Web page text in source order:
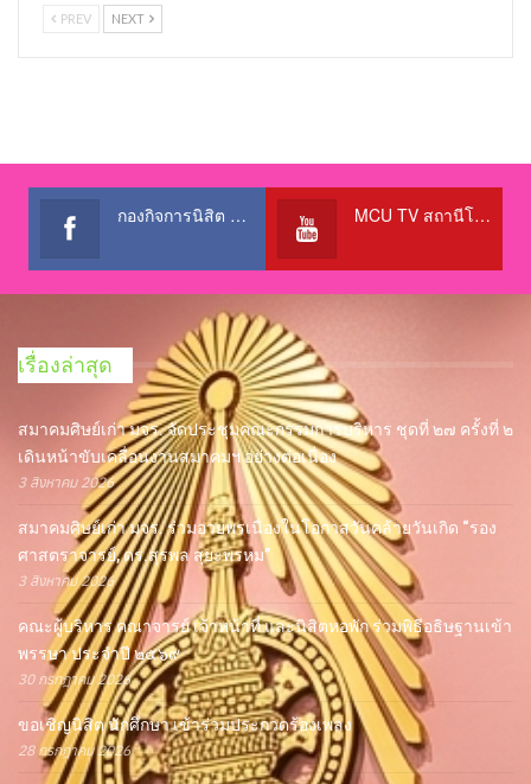
PREV NEXT
กองกิจการนิสิต สำนักงานอธิการบดี MCU TV สถานีโทรทัศน์เพื่อการศึกษา @OfficialTBCChannel
เรื่องล่าสุด
สมาคมศิษย์เก่า มจร. จัดประชุมคณะกรรมการบริหาร ชุดที่ ๒๗ ครั้งที่ ๒
เดินหน้าขับเคลื่อนงานสมาคมฯ อย่างต่อเนื่อง
3 สิงหาคม 2026
สมาคมศิษย์เก่า มจร. ร่วมอวยพรเนื่องในโอกาสวันคล้ายวันเกิด “รอง
ศาสตราจารย์, ดร.สุรพล สุยะพรหม”
3 สิงหาคม 2026
คณะผู้บริหาร คณาจารย์ เจ้าหน้าที่ และนิสิตหอพัก ร่วมพิธีอธิษฐานเข้า
พรรษา ประจำปี ๒๕๖๙
30 กรกฎาคม 2026
ขอเชิญนิสิต นักศึกษา เข้าร่วมประกวดร้องเพลง
28 กรกฎาคม 2026